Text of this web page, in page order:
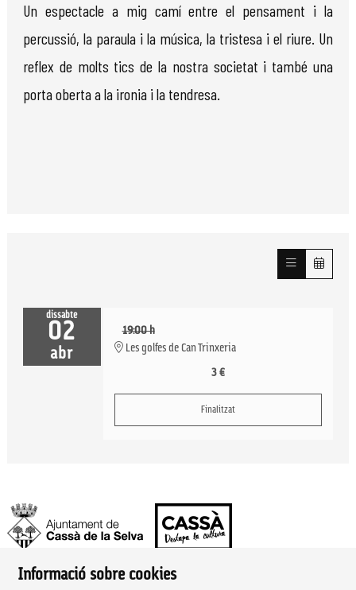
Un espectacle a mig camí entre el pensament i la
percussió, la paraula i la música, la tristesa i el riure. Un
reflex de molts tics de la nostra societat i també una
porta oberta a la ironia i la tendresa.
dissabte
02
abr
19:00 h
Les golfes de Can Trinxeria
3 €
Finalitzat
Informació sobre cookies